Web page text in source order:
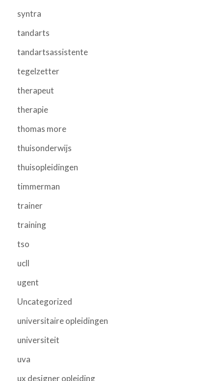
syntra
tandarts
tandartsassistente
tegelzetter
therapeut
therapie
thomas more
thuisonderwijs
thuisopleidingen
timmerman
trainer
training
tso
ucll
ugent
Uncategorized
universitaire opleidingen
universiteit
uva
ux designer opleiding